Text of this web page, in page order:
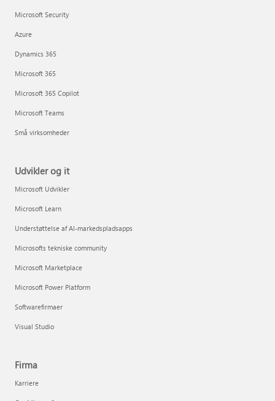
Microsoft Security
Azure
Dynamics 365
Microsoft 365
Microsoft 365 Copilot
Microsoft Teams
Små virksomheder
Udvikler og it
Microsoft Udvikler
Microsoft Learn
Understøttelse af AI-markedspladsapps
Microsofts tekniske community
Microsoft Marketplace
Microsoft Power Platform
Softwarefirmaer
Visual Studio
Firma
Karriere